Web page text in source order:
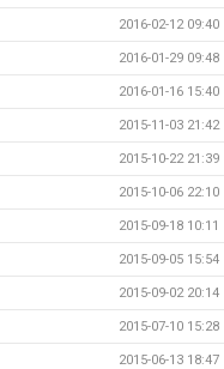
2016-02-12 09:40
2016-01-29 09:48
2016-01-16 15:40
2015-11-03 21:42
2015-10-22 21:39
2015-10-06 22:10
2015-09-18 10:11
2015-09-05 15:54
2015-09-02 20:14
2015-07-10 15:28
2015-06-13 18:47